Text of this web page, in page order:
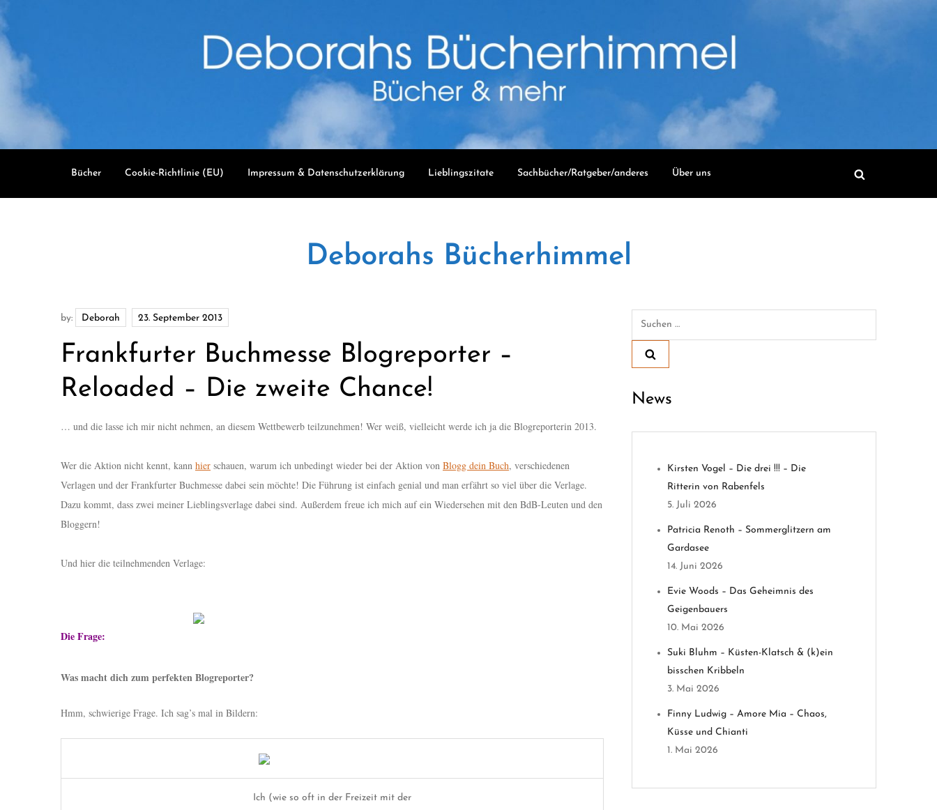
content
Bücher Cookie-Richtlinie (EU) Impressum & Datenschutzerklärung Lieblingszitate Sachbücher/Ratgeber/anderes Über uns
Deborahs Bücherhimmel
by: Deborah
Frankfurter Buchmesse Blogreporter –
Reloaded – Die zweite Chance!
… und die lasse ich mir nicht nehmen, an diesem Wettbewerb teilzunehmen! Wer weiß, vielleicht werde ich ja die Blogreporterin 2013.
Wer die Aktion nicht kennt, kann hier schauen, warum ich unbedingt wieder bei der Aktion von Blogg dein Buch, verschiedenen
Verlagen und der Frankfurter Buchmesse dabei sein möchte! Die Führung ist einfach genial und man erfährt so viel über die Verlage.
Dazu kommt, dass zwei meiner Lieblingsverlage dabei sind. Außerdem freue ich mich auf ein Wiedersehen mit den BdB-Leuten und den
Bloggern!
Und hier die teilnehmenden Verlage:
Die Frage:
Was macht dich zum perfekten Blogreporter?
Hmm, schwierige Frage. Ich sag’s mal in Bildern:
Ich (wie so oft in der Freizeit mit der
Suchen
News
Kirsten Vogel – Die drei !!! – Die
Ritterin von Rabenfels
5. Juli 2026
Patricia Renoth – Sommerglitzern am
Gardasee
14. Juni 2026
Evie Woods – Das Geheimnis des
Geigenbauers
10. Mai 2026
Suki Bluhm – Küsten-Klatsch & (k)ein
bisschen Kribbeln
3. Mai 2026
Finny Ludwig – Amore Mia – Chaos,
Küsse und Chianti
1. Mai 2026